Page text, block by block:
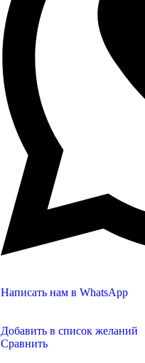
Написать нам в WhatsApp
Добавить в список желаний
Сравнить